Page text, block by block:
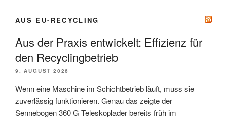
AUS EU-RECYCLING
Aus der Praxis entwickelt: Effizienz für
den Recyclingbetrieb
9. AUGUST 2026
Wenn eine Maschine im Schichtbetrieb läuft, muss sie
zuverlässig funktionieren. Genau das zeigte der
Sennebogen 360 G Teleskoplader bereits früh im